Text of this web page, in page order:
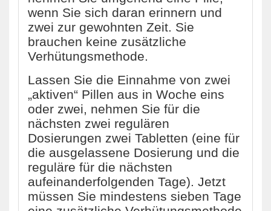
wenn Sie sich daran erinnern und
zwei zur gewohnten Zeit. Sie
brauchen keine zusätzliche
Verhütungsmethode.
Lassen Sie die Einnahme von zwei
„aktiven“ Pillen aus in Woche eins
oder zwei, nehmen Sie für die
nächsten zwei regulären
Dosierungen zwei Tabletten (eine für
die ausgelassene Dosierung und die
reguläre für die nächsten
aufeinanderfolgenden Tage). Jetzt
müssen Sie mindestens sieben Tage